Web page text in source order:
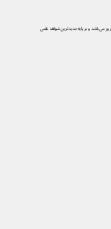
می‌باشد و بر پایه جدیدترین شواهد علمی